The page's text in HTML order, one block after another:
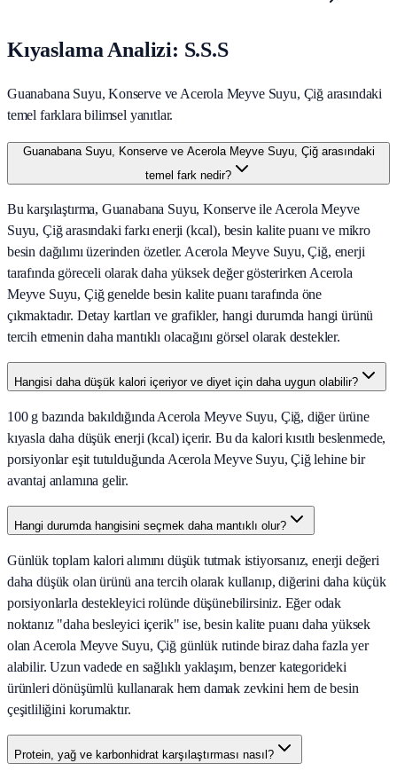
Kıyaslama Analizi: S.S.S
Guanabana Suyu, Konserve ve Acerola Meyve Suyu, Çiğ arasındaki
temel farklara bilimsel yanıtlar.
Guanabana Suyu, Konserve ve Acerola Meyve Suyu, Çiğ arasındaki
temel fark nedir?
Bu karşılaştırma, Guanabana Suyu, Konserve ile Acerola Meyve
Suyu, Çiğ arasındaki farkı enerji (kcal), besin kalite puanı ve mikro
besin dağılımı üzerinden özetler. Acerola Meyve Suyu, Çiğ, enerji
tarafında göreceli olarak daha yüksek değer gösterirken Acerola
Meyve Suyu, Çiğ genelde besin kalite puanı tarafında öne
çıkmaktadır. Detay kartları ve grafikler, hangi durumda hangi ürünü
tercih etmenin daha mantıklı olacağını görsel olarak destekler.
Hangisi daha düşük kalori içeriyor ve diyet için daha uygun olabilir?
100 g bazında bakıldığında Acerola Meyve Suyu, Çiğ, diğer ürüne
kıyasla daha düşük enerji (kcal) içerir. Bu da kalori kısıtlı beslenmede,
porsiyonlar eşit tutulduğunda Acerola Meyve Suyu, Çiğ lehine bir
avantaj anlamına gelir.
Hangi durumda hangisini seçmek daha mantıklı olur?
Günlük toplam kalori alımını düşük tutmak istiyorsanız, enerji değeri
daha düşük olan ürünü ana tercih olarak kullanıp, diğerini daha küçük
porsiyonlarla destekleyici rolünde düşünebilirsiniz. Eğer odak
noktanız "daha besleyici içerik" ise, besin kalite puanı daha yüksek
olan Acerola Meyve Suyu, Çiğ günlük rutinde biraz daha fazla yer
alabilir. Uzun vadede en sağlıklı yaklaşım, benzer kategorideki
ürünleri dönüşümlü kullanarak hem damak zevkini hem de besin
çeşitliliğini korumaktır.
Protein, yağ ve karbonhidrat karşılaştırması nasıl?